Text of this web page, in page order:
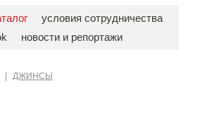
условия сотрудничества
новости и репортажи
ДЖИНСЫ